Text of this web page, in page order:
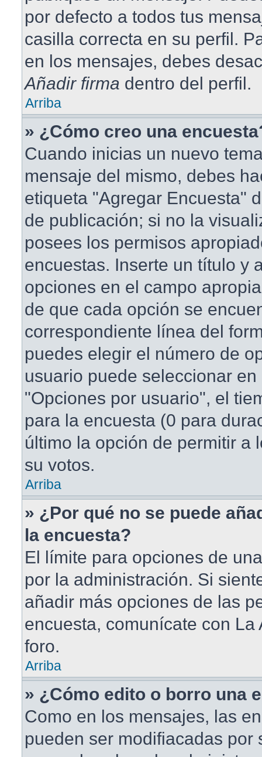
por defecto a todos tus
casilla correcta en su perfil.
en los mensajes, debes
Añadir firma dentro del perfil.
Arriba
» ¿Cómo creo una
Cuando inicias un nuevo
mensaje del mismo, debes
etiqueta "Agregar Encuesta"
de publicación; si no la
posees los permisos
encuestas. Inserte un título y
opciones en el campo
de que cada opción se
correspondiente línea del
puedes elegir el número de
usuario puede seleccionar
"Opciones por usuario", el
para la encuesta (0 para
último la opción de permitir a
su votos.
Arriba
» ¿Por qué no se puede
la encuesta?
El límite para opciones de
por la administración. Si
añadir más opciones de las
encuesta, comunícate con La
foro.
Arriba
» ¿Cómo edito o borro una
Como en los mensajes, las
pueden ser modifiacadas por